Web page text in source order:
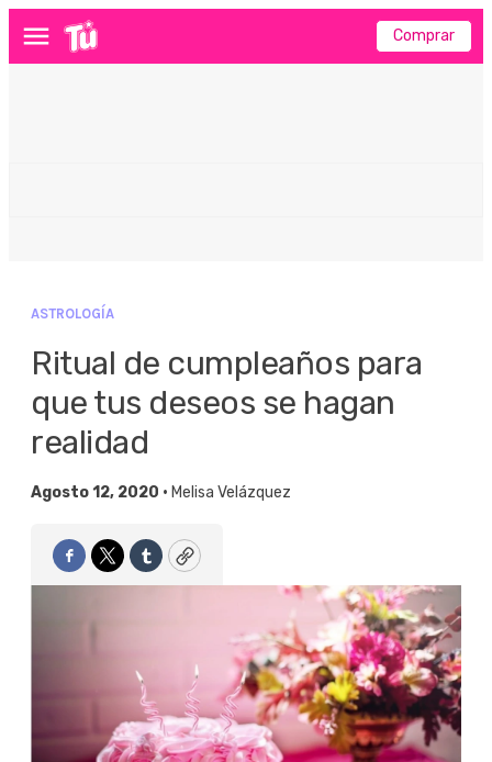
Menú Comprar
ASTROLOGÍA
Ritual de cumpleaños para
que tus deseos se hagan
realidad
Agosto 12, 2020 • Melisa Velázquez
Facebook
TwitterTumblrCopy